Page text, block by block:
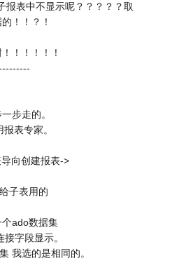
报表中不显示呢？？？？？取
！！？！
！！！！！
步走的。
表专家。
向创建报表->
子表用的
ado数据集
字段显示。
我选的是相同的。